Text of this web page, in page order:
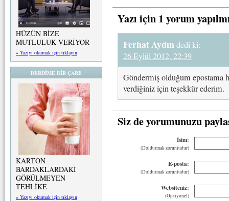
HÜZÜN BİZE
MUTLULUK VERİYOR
» Yazıyı okumak için tıklayın
DERDİME BİR ÇARE
KARTON
BARDAKLARDAKİ
GÖRÜLMEYEN
TEHLİKE
» Yazıyı okumak için tıklayın
Yazı için 1 yorum
Ferhat Aydındedi ki:
26 Eylül 2012, 22:39
Göndermiş olduğum epostama
verdiğiniz için teşekkür ederim.
Siz de yorumunuzu
İsim:
(Doldurmak zorunludur)
E-posta:
(Doldurmak zorunludur)
Websiteniz:
(Opsiyonel)